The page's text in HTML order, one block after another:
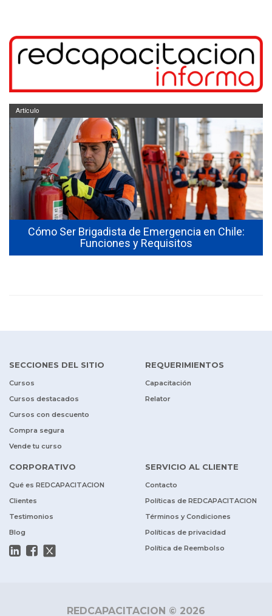
Cómo Ser Brigadista de Emergencia en Chile:
Funciones y Requisitos
Artículo
SECCIONES DEL SITIO
Cursos
Cursos destacados
Cursos con descuento
Compra segura
Vende tu curso
REQUERIMIENTOS
Capacitación
Relator
CORPORATIVO
Qué es REDCAPACITACION
Clientes
Testimonios
Blog
SERVICIO AL CLIENTE
Contacto
Políticas de REDCAPACITACION
Términos y Condiciones
Políticas de privacidad
Política de Reembolso
REDCAPACITACION © 2026